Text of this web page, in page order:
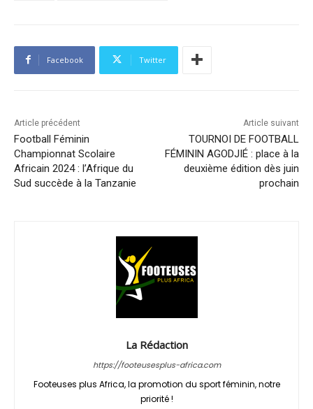
Facebook Twitter
Article précédent
Football Féminin
Championnat Scolaire
Africain 2024 : l’Afrique du
Sud succède à la Tanzanie
Article suivant
TOURNOI DE FOOTBALL
FÉMININ AGODJIÉ : place à la
deuxième édition dès juin
prochain
La Rédaction
https://footeusesplus-africa.com
Footeuses plus Africa, la promotion du sport féminin, notre
priorité !